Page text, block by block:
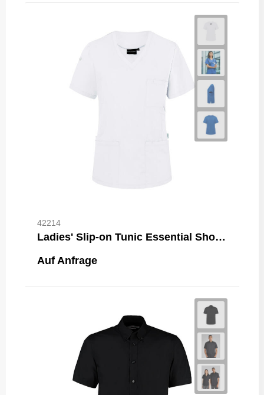
42214
Ladies' Slip-on Tunic Essential Short Sl.
Auf Anfrage